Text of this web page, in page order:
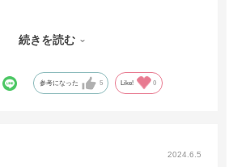
分には勿体なく、穴を塞ぐ為の補修布など
続きを読む
参考になった 5 Like! 0
2024.6.5